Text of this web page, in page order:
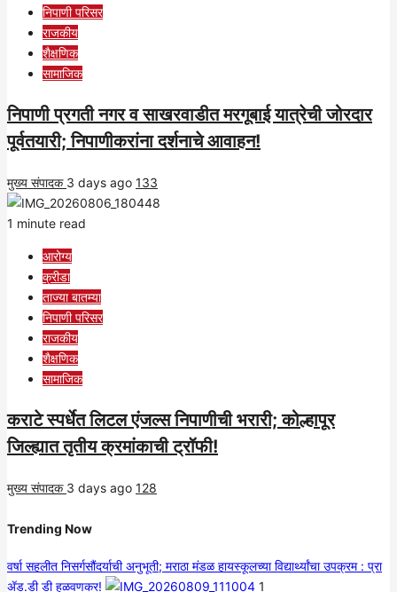
निपाणी परिसर
राजकीय
शैक्षणिक
सामाजिक
निपाणी प्रगती नगर व साखरवाडीत मरगूबाई यात्रेची जोरदार
पूर्वतयारी; निपाणीकरांना दर्शनाचे आवाहन!
मुख्य संपादक 3 days ago 133
1 minute read
आरोग्य
क्रीडा
ताज्या बातम्या
निपाणी परिसर
राजकीय
शैक्षणिक
सामाजिक
कराटे स्पर्धेत लिटल एंजल्स निपाणीची भरारी; कोल्हापूर
जिल्ह्यात तृतीय क्रमांकाची ट्रॉफी!
मुख्य संपादक 3 days ago 128
Trending Now
वर्षा सहलीत निसर्गसौंदर्याची अनुभूती; मराठा मंडळ हायस्कूलच्या विद्यार्थ्यांचा उपक्रम : प्रा
ॲड.डी डी हळवणकर!
1